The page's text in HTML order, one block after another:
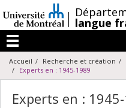
au
contenu
/
langue
Menu
Accueil Recherche et création
Experts en : 1945-1989
Experts en :